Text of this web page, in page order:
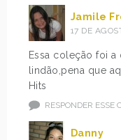
Jamile
17 DE
Essa coleção foi a
lindão,pena que
Hits
RESPONDER ESSE
Danny